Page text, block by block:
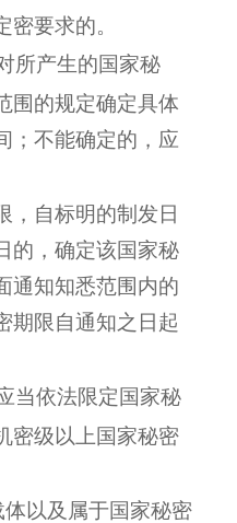
要求的。
所产生的国家秘
围的规定确定具体
；不能确定的，应
，自标明的制发日
的，确定该国家秘
通知知悉范围内的
期限自通知之日起
当依法限定国家秘
密级以上国家秘密
以及属于国家秘密